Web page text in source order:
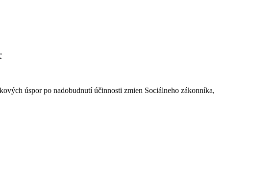
úspor po nadobudnutí účinnosti zmien Sociálneho zákonníka,